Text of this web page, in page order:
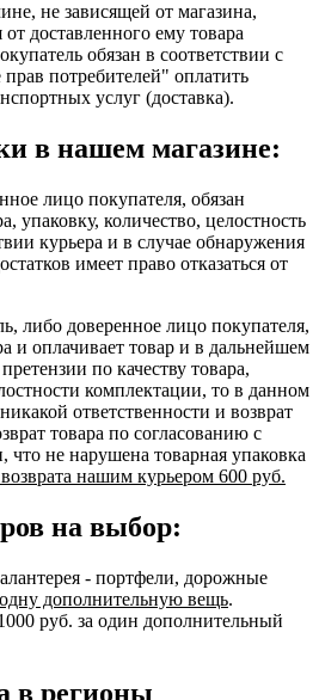
не зависящей от магазина,
доставленного ему товара
обязан в соответствии с
потребителей" оплатить
услуг (доставка).
в нашем магазине:
лицо покупателя, обязан
упаковку, количество, целостность
курьера и в случае обнаружения
имеет право отказаться от
либо доверенное лицо покупателя,
и оплачивает товар и в дальнейшем
по качеству товара,
комплектации, то в данном
ответственности и возврат
товара по согласованию с
не нарушена товарная упаковка
нашим курьером 600 руб.
на выбор:
- портфели, дорожные
дополнительную вещь.
руб. за один дополнительный
в регионы